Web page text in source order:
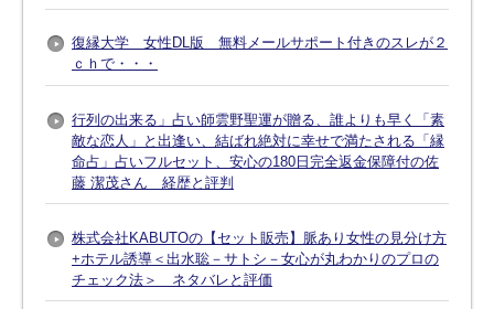
復縁大学 女性DL版 無料メールサポート付きのスレが２
ｃｈで・・・
行列の出来る」占い師雲野聖運が贈る、誰よりも早く「素
敵な恋人」と出逢い、結ばれ絶対に幸せで満たされる「縁
命占」占いフルセット、安心の180日完全返金保障付の佐
藤 潔茂さん 経歴と評判
株式会社KABUTOの【セット販売】脈あり女性の見分け方
+ホテル誘導＜出水聡－サトシ－女心が丸わかりのプロの
チェック法＞ ネタバレと評価